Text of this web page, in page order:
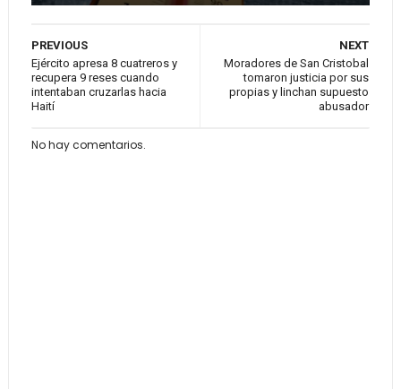
NEXT
Moradores de San Cristobal
tomaron justicia por sus
propias y linchan supuesto
abusador
PREVIOUS
Ejército apresa 8 cuatreros y
recupera 9 reses cuando
intentaban cruzarlas hacia
Haití
No hay comentarios.